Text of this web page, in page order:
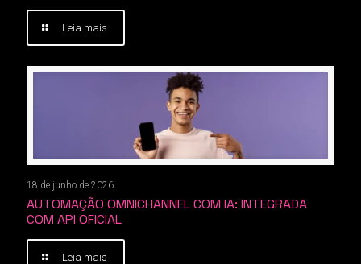
Leia mais
18 de junho de 2026
AUTOMAÇÃO OMNICHANNEL COM IA: INTEGRADA
COM API OFICIAL
Leia mais